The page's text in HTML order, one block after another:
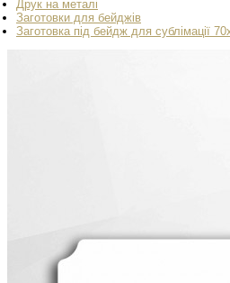
Друк на металі
Заготовки для бейджів
Заготовка під бейдж для сублімації